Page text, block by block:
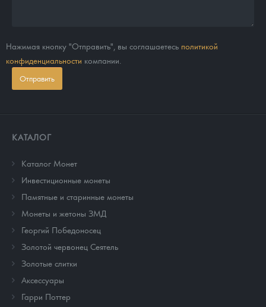
Нажимая кнопку "Отправить", вы соглашаетесь политикой
конфиденциальности компании.
Отправить
КАТАЛОГ
Каталог Монет
Инвестиционные монеты
Памятные и старинные монеты
Монеты и жетоны ЗМД
Георгий Победоносец
Золотой червонец Сеятель
Золотые слитки
Аксессуары
Гарри Поттер